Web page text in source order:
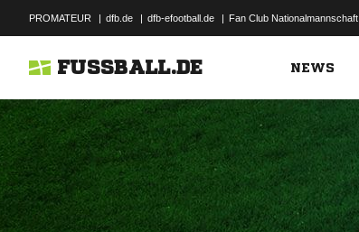
PROMATEUR | dfb.de | dfb-efootball.de | Fan Club Nationalmannschaft
FUSSBALL.DE NEWS